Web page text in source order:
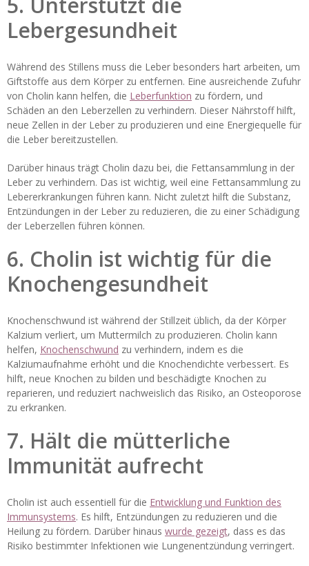
Lebergesundheit
Während des Stillens muss die Leber besonders hart arbeiten, um
Giftstoffe aus dem Körper zu entfernen. Eine ausreichende Zufuhr
von Cholin kann helfen, die Leberfunktion zu fördern, und
Schäden an den Leberzellen zu verhindern. Dieser Nährstoff hilft,
neue Zellen in der Leber zu produzieren und eine Energiequelle für
die Leber bereitzustellen.
Darüber hinaus trägt Cholin dazu bei, die Fettansammlung in der
Leber zu verhindern. Das ist wichtig, weil eine Fettansammlung zu
Lebererkrankungen führen kann. Nicht zuletzt hilft die Substanz,
Entzündungen in der Leber zu reduzieren, die zu einer Schädigung
der Leberzellen führen können.
6. Cholin ist wichtig für die
Knochengesundheit
Knochenschwund ist während der Stillzeit üblich, da der Körper
Kalzium verliert, um Muttermilch zu produzieren. Cholin kann
helfen, Knochenschwund zu verhindern, indem es die
Kalziumaufnahme erhöht und die Knochendichte verbessert. Es
hilft, neue Knochen zu bilden und beschädigte Knochen zu
reparieren, und reduziert nachweislich das Risiko, an Osteoporose
zu erkranken.
7. Hält die mütterliche
Immunität aufrecht
Cholin ist auch essentiell für die Entwicklung und Funktion des
Immunsystems. Es hilft, Entzündungen zu reduzieren und die
Heilung zu fördern. Darüber hinaus wurde gezeigt, dass es das
Risiko bestimmter Infektionen wie Lungenentzündung verringert.